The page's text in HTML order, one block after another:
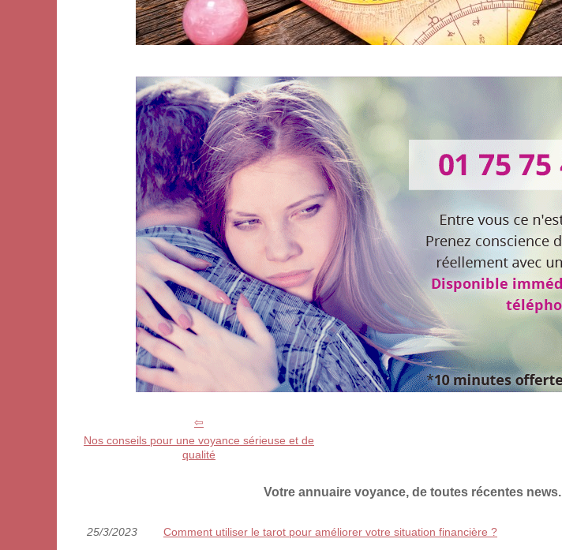
Nos conseils pour une voyance sérieuse et de
qualité
Votre annuaire voyance, de toutes récentes news.
25/3/2023 Comment utiliser le tarot pour améliorer votre situation financière ?